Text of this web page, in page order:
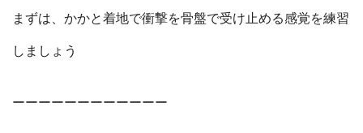
まずは、かかと着地で衝撃を骨盤で受け止める感覚を練習
しましょう
ーーーーーーーーーーーー